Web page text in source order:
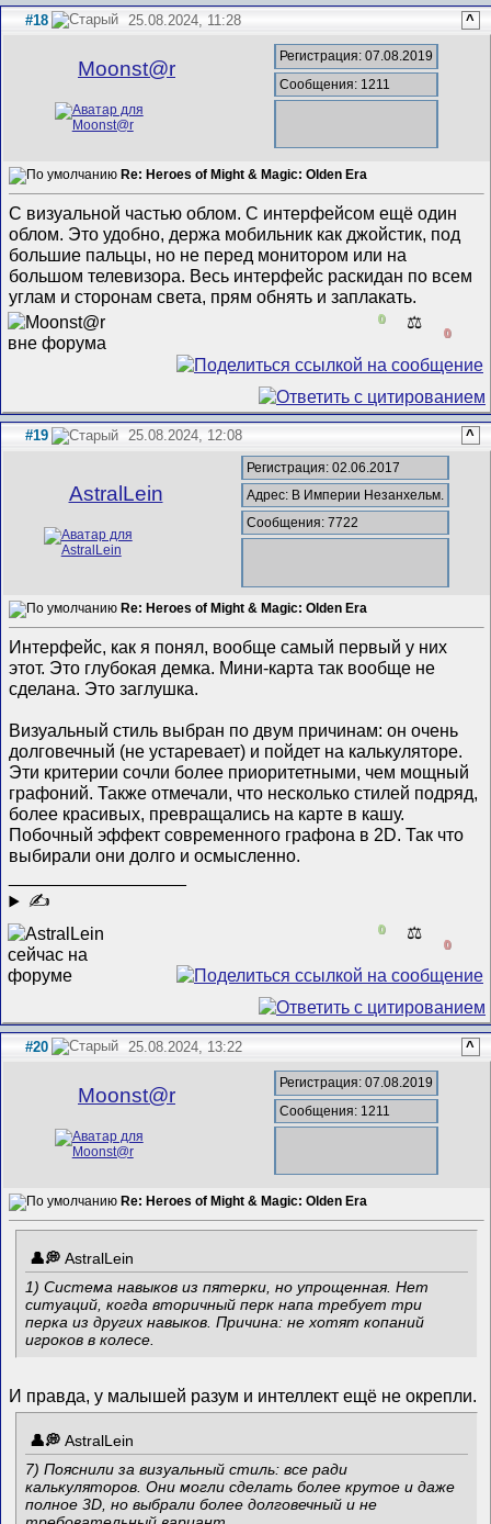
#18 25.08.2024, 11:28 ^
Mооnst@r
Регистрация: 07.08.2019
Сообщения: 1211
Re: Heroes of Might & Magic: Olden Era
С визуальной частью облом. С интерфейсом ещё один
облом. Это удобно, держа мобильник как джойстик, под
большие пальцы, но не перед монитором или на
большом телевизора. Весь интерфейс раскидан по всем
углам и сторонам света, прям обнять и заплакать.
0 ⚖️
0
#19 25.08.2024, 12:08 ^
AstralLein
Регистрация: 02.06.2017
Адрес: В Империи Незанхельм.
Сообщения: 7722
Re: Heroes of Might & Magic: Olden Era
Интерфейс, как я понял, вообще самый первый у них
этот. Это глубокая демка. Мини-карта так вообще не
сделана. Это заглушка.
Визуальный стиль выбран по двум причинам: он очень
долговечный (не устаревает) и пойдет на калькуляторе.
Эти критерии сочли более приоритетными, чем мощный
графоний. Также отмечали, что несколько стилей подряд,
более красивых, превращались на карте в кашу.
Побочный эффект современного графона в 2D. Так что
выбирали они долго и осмысленно.
✍
0 ⚖️
0
#20 25.08.2024, 13:22 ^
Mооnst@r
Регистрация: 07.08.2019
Сообщения: 1211
Re: Heroes of Might & Magic: Olden Era
AstralLein
1) Система навыков из пятерки, но упрощенная. Нет
ситуаций, когда вторичный перк напа требует три
перка из других навыков. Причина: не хотят копаний
игроков в колесе.
И правда, у малышей разум и интеллект ещё не окрепли.
AstralLein
7) Пояснили за визуальный стиль: все ради
калькуляторов. Они могли сделать более крутое и даже
полное 3D, но выбрали более долговечный и не